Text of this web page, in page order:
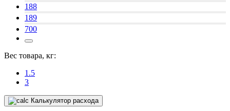
188
189
700
Вес товара, кг:
1.5
3
Калькулятор расхода